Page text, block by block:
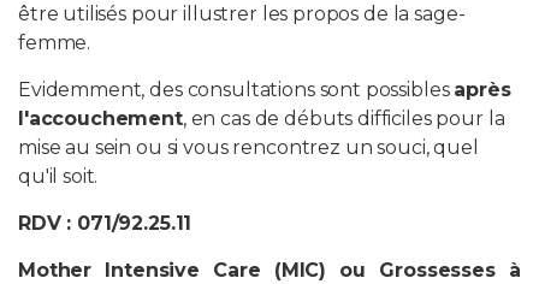
être utilisés pour illustrer les propos de la sage-
femme.
Evidemment, des consultations sont possibles après
l'accouchement, en cas de débuts difficiles pour la
mise au sein ou si vous rencontrez un souci, quel
qu'il soit.
RDV : 071/92.25.11
Mother Intensive Care (MIC) ou Grossesses à